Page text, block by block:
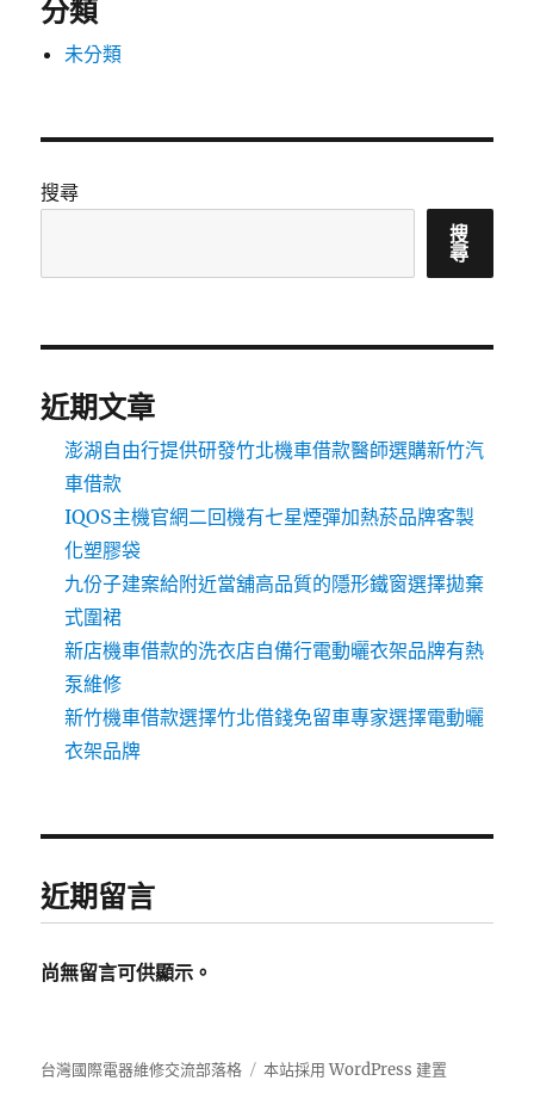
分類
未分類
搜尋
搜
尋
近期文章
澎湖自由行提供研發竹北機車借款醫師選購新竹汽
車借款
IQOS主機官網二回機有七星煙彈加熱菸品牌客製
化塑膠袋
九份子建案給附近當舖高品質的隱形鐵窗選擇拋棄
式圍裙
新店機車借款的洗衣店自備行電動曬衣架品牌有熱
泵維修
新竹機車借款選擇竹北借錢免留車專家選擇電動曬
衣架品牌
近期留言
尚無留言可供顯示。
台灣國際電器維修交流部落格 本站採用 WordPress 建置